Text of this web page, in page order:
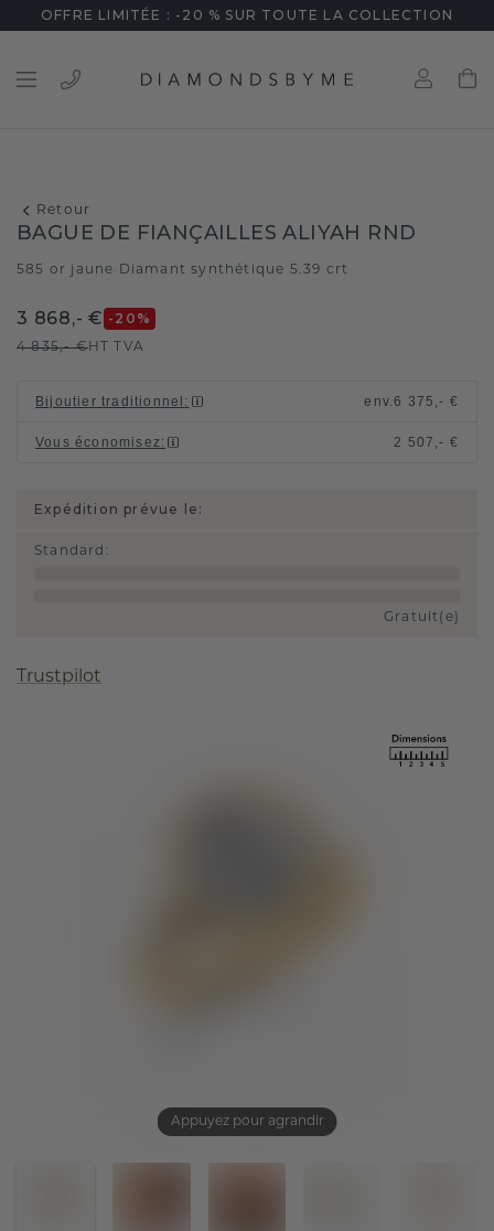
OFFRE LIMITÉE : -20 % SUR TOUTE LA COLLECTION
Retour
Appuyez pour agrandir
BAGUE DE FIANÇAILLES ALIYAH RND
585 or jaune Diamant synthétique 5.39 crt
3 868,- € -20 %
4 835,- €HT TVA
Bijoutier traditionnel : env.6 375,- €
Vous économisez: 2 507,- €
Expédition prévue le:
Standard :
Gratuit(e)
Trustpilot